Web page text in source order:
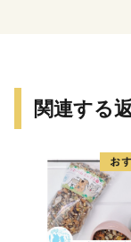
関連する